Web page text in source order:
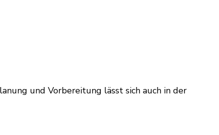
und Vorbereitung lässt sich auch in der